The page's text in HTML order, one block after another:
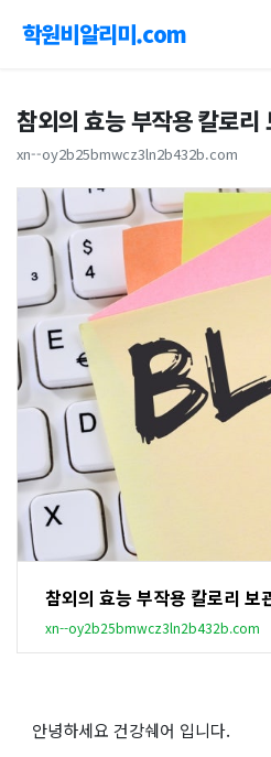
학원비알리미.com
참외의 효능 부작용 칼로리
xn--oy2b25bmwcz3ln2b432b.com
참외의 효능 부작용 칼로리 보
xn--oy2b25bmwcz3ln2b432b.com
안녕하세요 건강쉐어 입니다.